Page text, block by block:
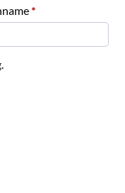
*erforderlich
.